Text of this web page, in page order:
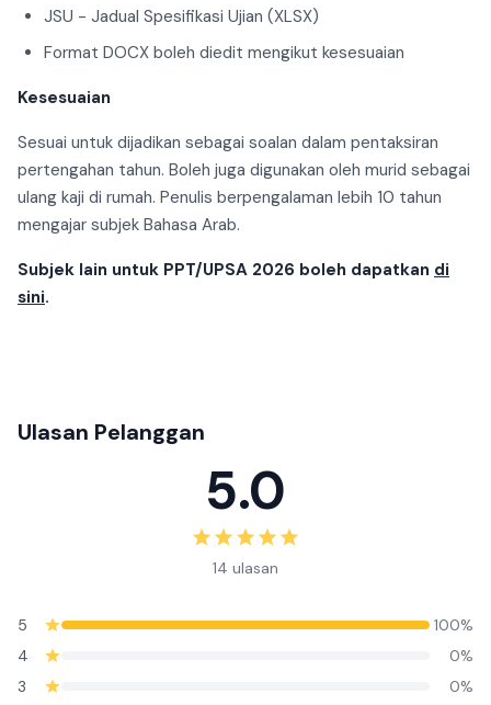
JSU - Jadual Spesifikasi Ujian (XLSX)
Format DOCX boleh diedit mengikut kesesuaian
Kesesuaian
Sesuai untuk dijadikan sebagai soalan dalam pentaksiran
pertengahan tahun. Boleh juga digunakan oleh murid sebagai
ulang kaji di rumah. Penulis berpengalaman lebih 10 tahun
mengajar subjek Bahasa Arab.
Subjek lain untuk PPT/UPSA 2026 boleh dapatkan di
sini.
Ulasan Pelanggan
5.0
14 ulasan
5
100%
4
0%
3
0%